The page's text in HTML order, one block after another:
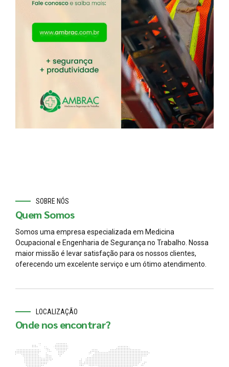
SOBRE NÓS
Quem Somos
Somos uma empresa especializada em Medicina
Ocupacional e Engenharia de Segurança no Trabalho. Nossa
maior missão é levar satisfação para os nossos clientes,
oferecendo um excelente serviço e um ótimo atendimento.
LOCALIZAÇÃO
Onde nos encontrar?